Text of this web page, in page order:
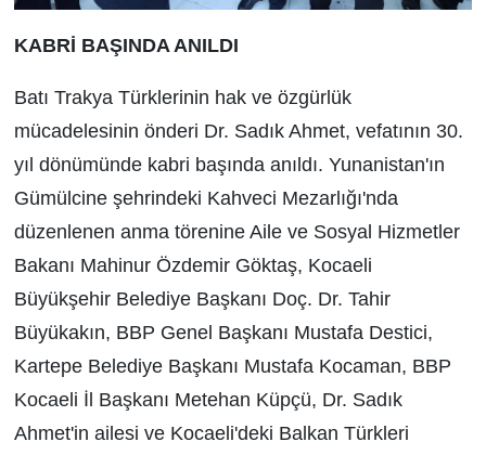
KABRİ BAŞINDA ANILDI
Batı Trakya Türklerinin hak ve özgürlük
mücadelesinin önderi Dr. Sadık Ahmet, vefatının 30.
yıl dönümünde kabri başında anıldı. Yunanistan'ın
Gümülcine şehrindeki Kahveci Mezarlığı'nda
düzenlenen anma törenine Aile ve Sosyal Hizmetler
Bakanı Mahinur Özdemir Göktaş, Kocaeli
Büyükşehir Belediye Başkanı Doç. Dr. Tahir
Büyükakın, BBP Genel Başkanı Mustafa Destici,
Kartepe Belediye Başkanı Mustafa Kocaman, BBP
Kocaeli İl Başkanı Metehan Küpçü, Dr. Sadık
Ahmet'in ailesi ve Kocaeli'deki Balkan Türkleri